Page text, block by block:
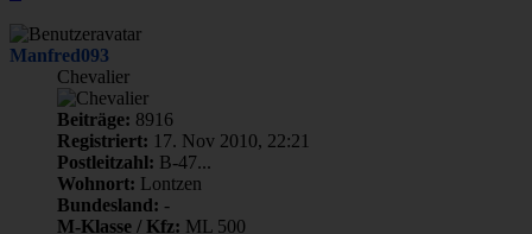
Manfred093
Chevalier
Beiträge: 8916
Registriert: 17. Nov 2010, 22:21
Postleitzahl: B-47...
Wohnort: Lontzen
Bundesland: -
M-Klasse / Kfz: ML 500